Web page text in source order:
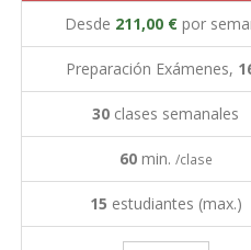
Desde 211,00 €por
Preparación Exámenes,
30 clases semanales
60min. /clase
15 estudiantes (max.)